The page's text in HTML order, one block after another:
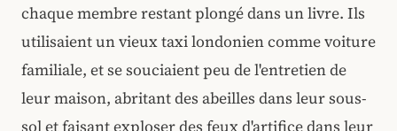
chaque membre restant plongé dans un livre. Ils
utilisaient un vieux taxi londonien comme voiture
familiale, et se souciaient peu de l'entretien de
leur maison, abritant des abeilles dans leur sous-
sol et faisant exploser des feux d'artifice dans leur